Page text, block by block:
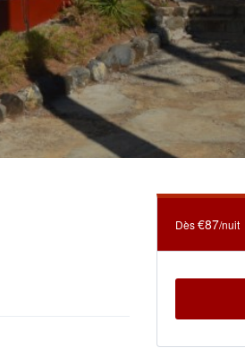
Dès€87/nuit